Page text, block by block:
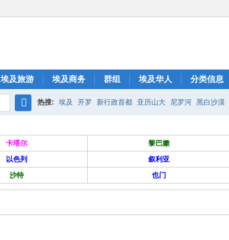
埃及旅游 埃及商务 群组 埃及华人 分类信息
索
热搜: 埃及 开罗 新行政首都 亚历山大 尼罗河 黑白沙漠
卡塔尔 黎巴嫩
以色列 叙利亚
沙特 也门